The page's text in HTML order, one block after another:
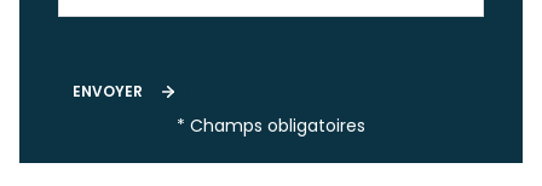
ENVOYER
* Champs obligatoires